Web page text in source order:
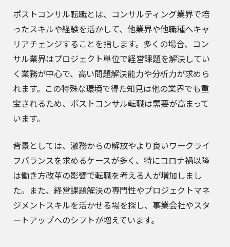
ポストコンサル転職とは、コンサルティング業界で培
ったスキルや経験を活かして、他業界や他職種へキャ
リアチェンジすることを指します。多くの場合、コン
サル業界はプロジェクト単位で経営課題を解決してい
く業務が中心で、高い問題解決能力や分析力が求めら
れます。この特殊な環境で得た知見は他の業界でも重
宝されるため、ポストコンサル転職は需要が高まって
います。
背景としては、激務からの解放やより良いワークライ
フバランスを求めるケースが多く、特にコロナ禍以降
は働き方改革の影響で転職を考える人が増加しまし
た。また、経営課題解決の専門性やプロジェクトマネ
ジメントスキルを活かせる場を探し、事業会社やスタ
ートアップへのシフトが増えています。